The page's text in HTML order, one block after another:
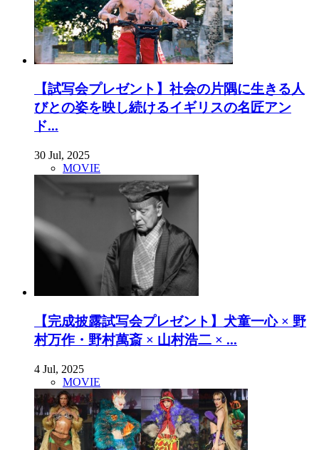
【試写会プレゼント】社会の片隅に生きる人
びとの姿を映し続けるイギリスの名匠アン
ド...
30 Jul, 2025
MOVIE
【完成披露試写会プレゼント】犬童一心 × 野
村万作・野村萬斎 × 山村浩二 × ...
4 Jul, 2025
MOVIE